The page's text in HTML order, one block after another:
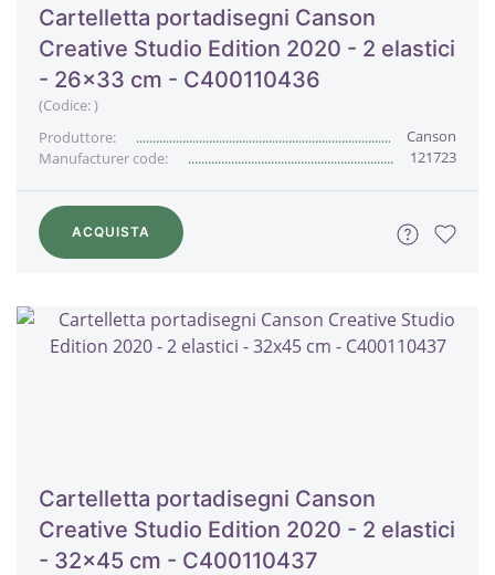
Cartelletta portadisegni Canson
Creative Studio Edition 2020 - 2 elastici
- 26x33 cm - C400110436
(Codice:)
Produttore:
Canson
Manufacturer code:
121723
ACQUISTA
Cartelletta portadisegni Canson
Creative Studio Edition 2020 - 2 elastici
- 32x45 cm - C400110437